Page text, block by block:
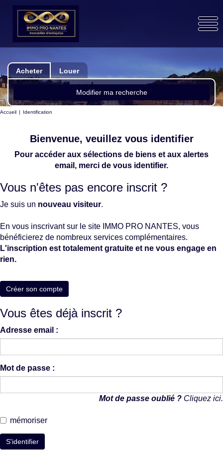
Acheter Louer
Modifier ma recherche
Accueil Identification
Bienvenue, veuillez vous identifier
Pour accéder aux sélections de biens et aux alertes
email, merci de vous identifier.
Vous n'êtes pas encore inscrit ?
Je suis un nouveau visiteur.
En vous inscrivant sur le site IMMO PRO NANTES, vous
bénéficierez de nombreux services complémentaires.
L'inscription est totalement gratuite et ne vous engage en
rien.
Créer son compte
Vous êtes déjà inscrit ?
Adresse email :
Mot de passe :
Mot de passe oublié ? Cliquez ici.
mémoriser
S'identifier